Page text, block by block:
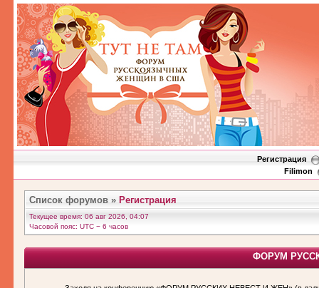
Регистрация
Filimon
Список форумов » Регистрация
Текущее время: 06 авг 2026, 04:07
Часовой пояс: UTC − 6 часов
ФОРУМ